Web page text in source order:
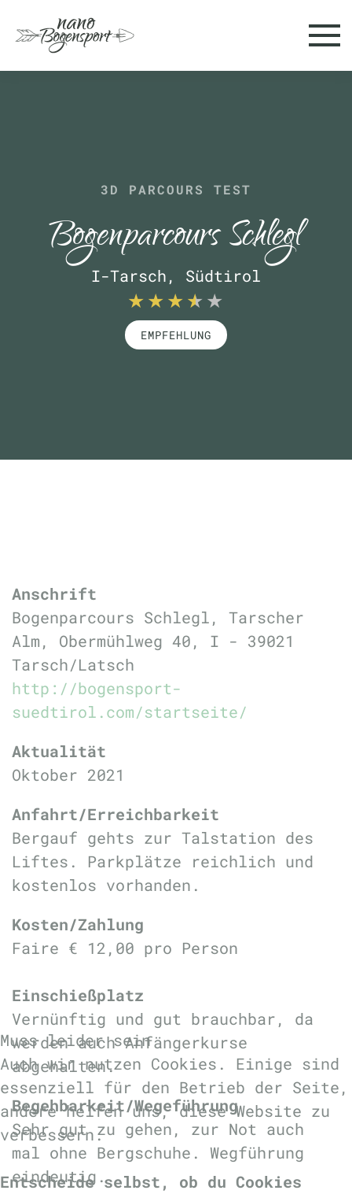
Skip to main content
3D PARCOURS TEST
Bogenparcours Schlegl
I-Tarsch, Südtirol
EMPFEHLUNG
Anschrift
Bogenparcours Schlegl, Tarscher
Alm, Obermühlweg 40, I - 39021
Tarsch/Latsch
http://bogensport-
suedtirol.com/startseite/
Aktualität
Oktober 2021
Anfahrt/Erreichbarkeit
Bergauf gehts zur Talstation des
Liftes. Parkplätze reichlich und
kostenlos vorhanden.
Kosten/Zahlung
Faire € 12,00 pro Person
Einschießplatz
Vernünftig und gut brauchbar, da
werden auch Anfängerkurse
abgehalten.
Begehbarkeit/Wegeführung
Sehr gut zu gehen, zur Not auch
mal ohne Bergschuhe. Wegführung
eindeutig.
Muss leider sein
Auch wir nutzen Cookies. Einige sind
essenziell für den Betrieb der Seite,
andere helfen uns, diese Website zu
verbessern.
Entscheide selbst, ob du Cookies